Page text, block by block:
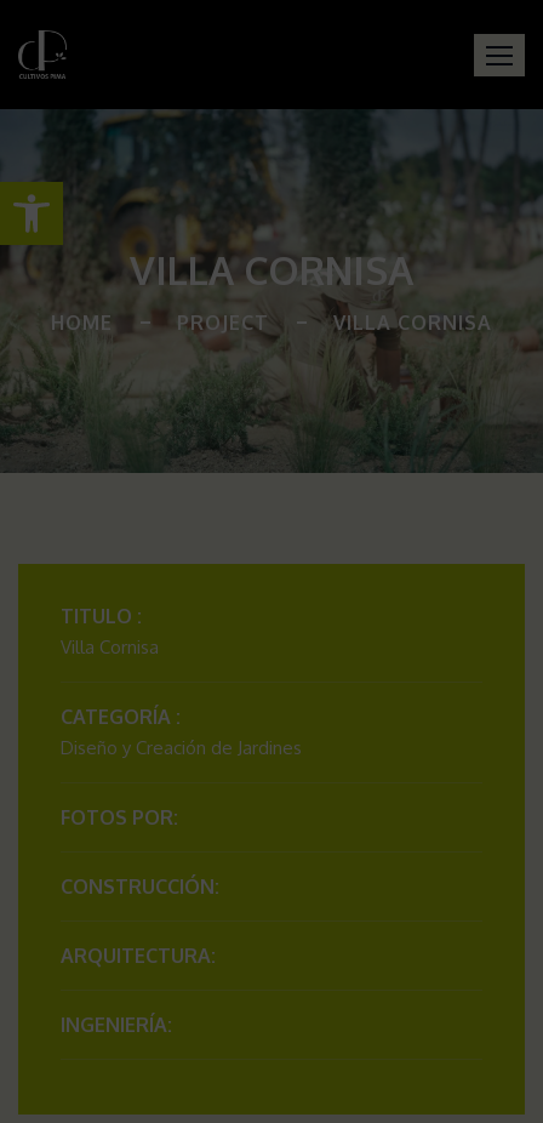
Abrir barra de herramientas
VILLA CORNISA
HOME PROJECT VILLA CORNISA
TITULO :
Villa Cornisa
CATEGORÍA :
Diseño y Creación de Jardines
FOTOS POR:
CONSTRUCCIÓN:
ARQUITECTURA:
INGENIERÍA: